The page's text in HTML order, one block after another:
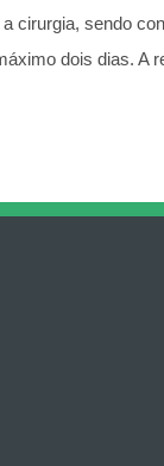
cirurgia, sendo
dois dias. A